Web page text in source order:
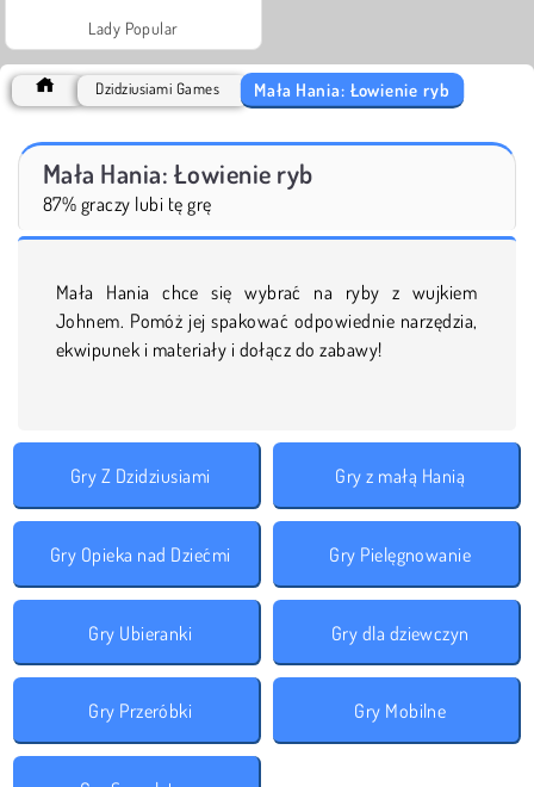
Lady Popular
Dzidziusiami Games Mała Hania: Łowienie ryb
Mała Hania: Łowienie ryb
87% graczy lubi tę grę
Mała Hania chce się wybrać na ryby z wujkiem
Johnem. Pomóż jej spakować odpowiednie narzędzia,
ekwipunek i materiały i dołącz do zabawy!
Gry Z Dzidziusiami Gry z małą Hanią
Gry Opieka nad Dziećmi Gry Pielęgnowanie
Gry Ubieranki Gry dla dziewczyn
Gry Przeróbki Gry Mobilne